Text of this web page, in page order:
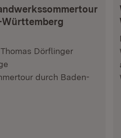
Württemberg
Dörflinger
durch Baden-